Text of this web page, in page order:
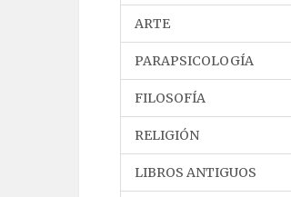
ARTE
PARAPSICOLOGÍA
FILOSOFÍA
RELIGIÓN
LIBROS ANTIGUOS